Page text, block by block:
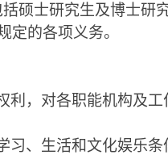
硕士研究生及博士研
定的各项义务。
利，对各职能机构及
习、生活和文化娱乐条